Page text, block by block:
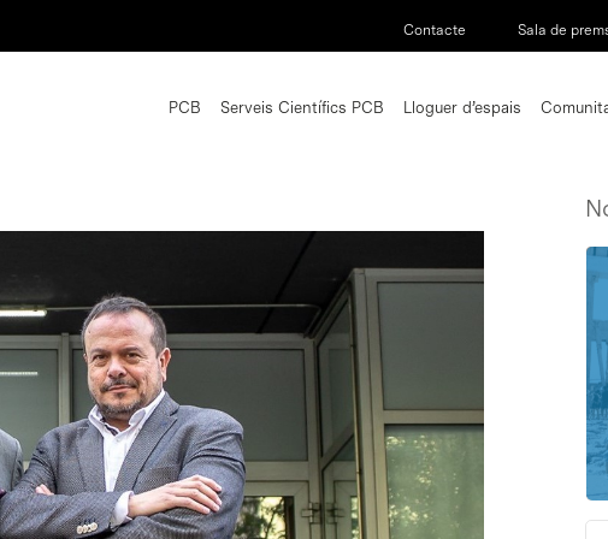
Contacte Sala de
PCB Serveis Científics PCB Lloguer d’espais